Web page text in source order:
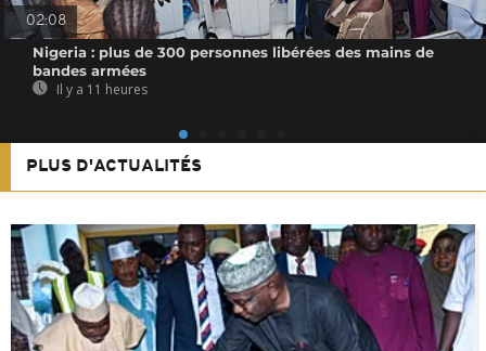
02:08
Nigeria : plus de 300 personnes libérées des mains de
bandes armées
Il y a 11 heures
PLUS D'ACTUALITÉS